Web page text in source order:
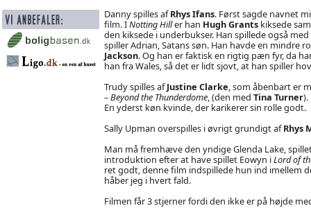
Danny spilles afRhys Ifans. Først sagde navnet
film. INotting Hiller han Hugh Grantskiksede
den kiksede i underbukser. Han spillede også
spiller Adrian, Satans søn. Han havde en mindre
Jackson. Og han er faktisk en rigtig pæn fyr, da
han fra Wales, så det er lidt sjovt, at han spiller
Trudy spilles afJustine Clarke, som åbenbart er
– Beyond the Thunderdome, (den med Tina Turner).
En yderst køn kvinde, der karikerer sin rolle godt.
Sally Upman overspilles i øvrigt grundigt afRhys
Man må fremhæve den yndige Glenda Lake,
introduktion efter at have spillet Eowyn iLord of
ret godt, denne film indspillede hun ind imellem
håber jeg i hvert fald.
Filmen får 3 stjerner fordi den ikke er på højde